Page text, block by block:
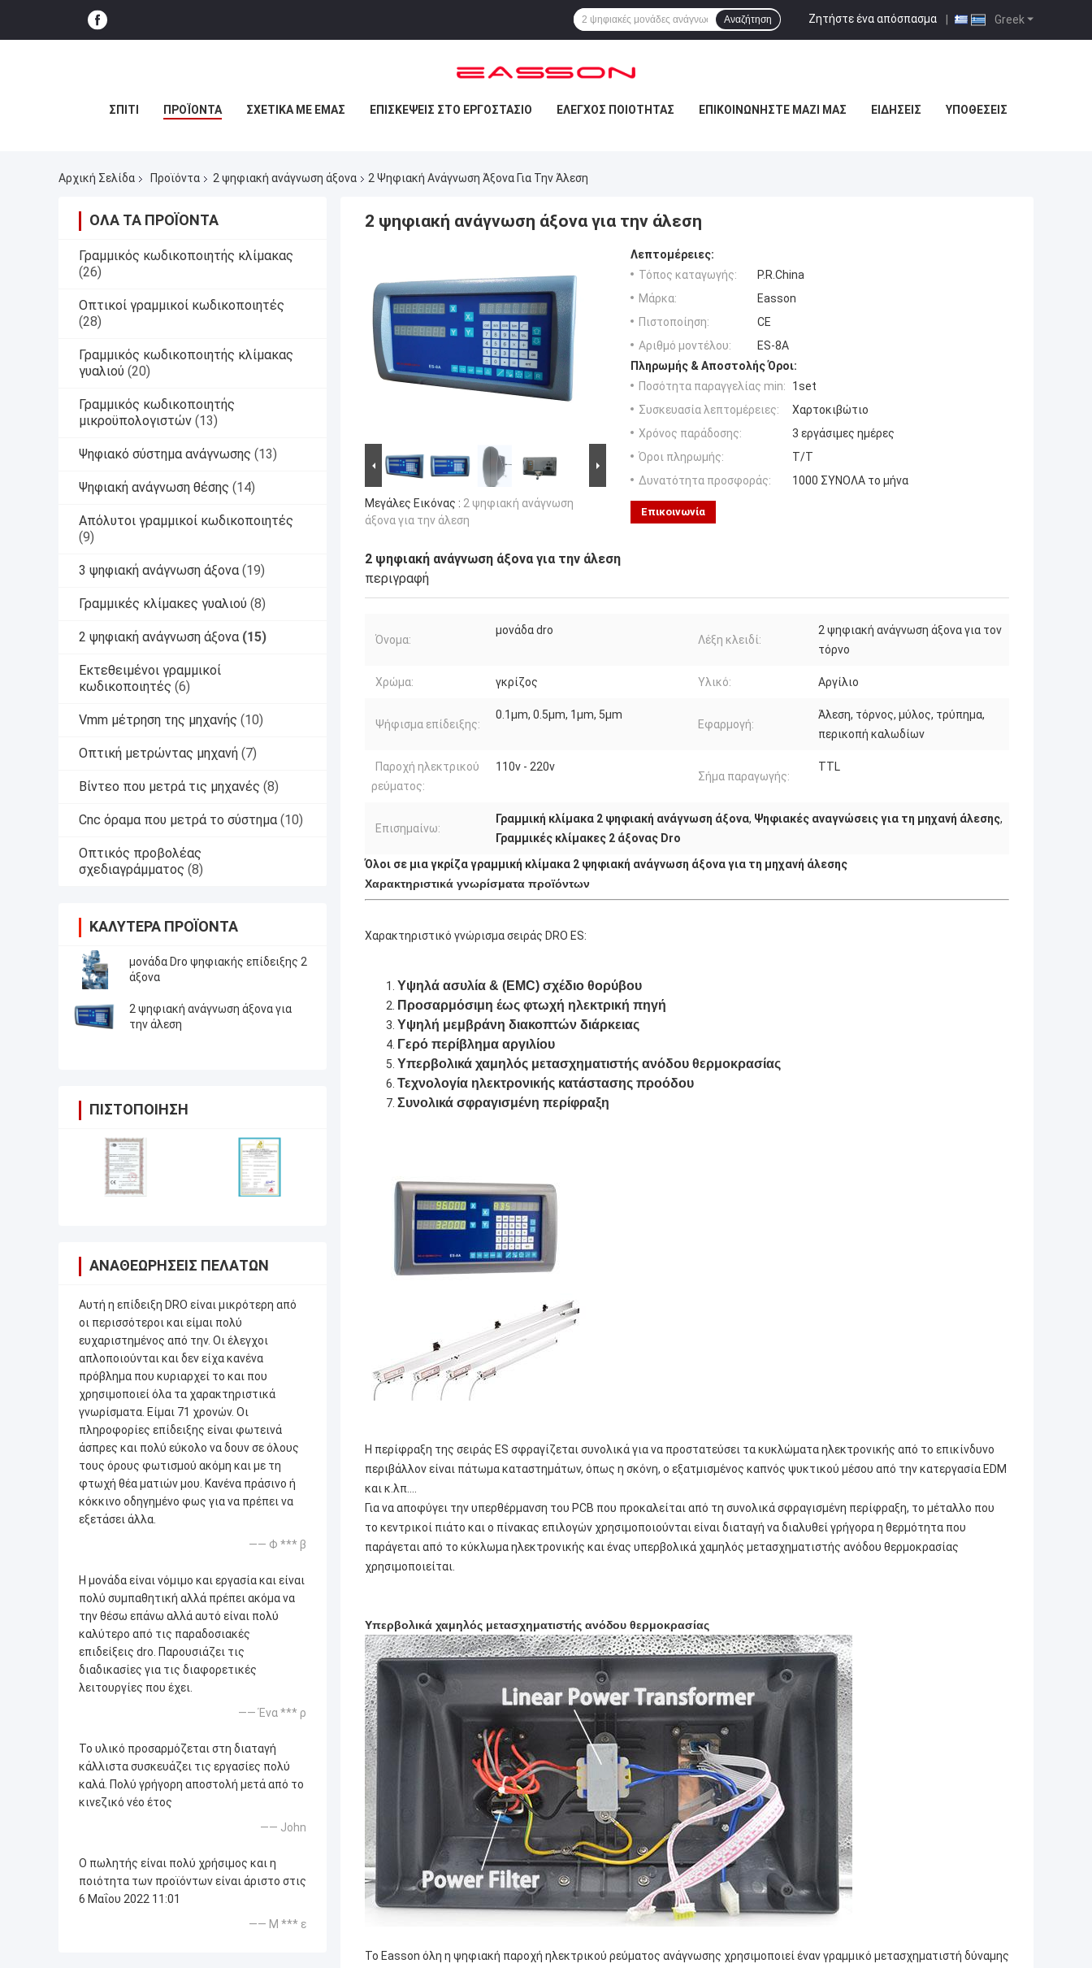
Greek
Ζητήστε ένα απόσπασμα |
Αναζήτηση
ΣΠΊΤΙ ΠΡΟΪΌΝΤΑ ΣΧΕΤΙΚΆ ΜΕ ΕΜΆΣ ΕΠΙΣΚΈΨΕΙΣ ΣΤΟ ΕΡΓΟΣΤΆΣΙΟ ΈΛΕΓΧΟΣ ΠΟΙΌΤΗΤΑΣ ΕΠΙΚΟΙΝΩΝΉΣΤΕ ΜΑΖΊ ΜΑΣ ΕΙΔΉΣΕΙΣ ΥΠΟΘΈΣΕΙΣ
Αρχική Σελίδα Προϊόντα 2 ψηφιακή ανάγνωση άξονα 2 Ψηφιακή Ανάγνωση Άξονα Για Την Άλεση
ΌΛΑ ΤΑ ΠΡΟΪΌΝΤΑ
Γραμμικός κωδικοποιητής κλίμακας
(26)
Οπτικοί γραμμικοί κωδικοποιητές
(28)
Γραμμικός κωδικοποιητής κλίμακας
γυαλιού (20)
Γραμμικός κωδικοποιητής
μικροϋπολογιστών (13)
Ψηφιακό σύστημα ανάγνωσης (13)
Ψηφιακή ανάγνωση θέσης (14)
Απόλυτοι γραμμικοί κωδικοποιητές
(9)
3 ψηφιακή ανάγνωση άξονα (19)
Γραμμικές κλίμακες γυαλιού (8)
2 ψηφιακή ανάγνωση άξονα (15)
Εκτεθειμένοι γραμμικοί
κωδικοποιητές (6)
Vmm μέτρηση της μηχανής (10)
Οπτική μετρώντας μηχανή (7)
Βίντεο που μετρά τις μηχανές (8)
Cnc όραμα που μετρά το σύστημα (10)
Οπτικός προβολέας
σχεδιαγράμματος (8)
ΚΑΛΎΤΕΡΑ ΠΡΟΪΌΝΤΑ
μονάδα Dro ψηφιακής επίδειξης 2
άξονα
2 ψηφιακή ανάγνωση άξονα για
την άλεση
ΠΙΣΤΟΠΟΊΗΣΗ
ΑΝΑΘΕΩΡΉΣΕΙΣ ΠΕΛΑΤΏΝ
Αυτή η επίδειξη DRO είναι μικρότερη από
οι περισσότεροι και είμαι πολύ
ευχαριστημένος από την. Οι έλεγχοι
απλοποιούνται και δεν είχα κανένα
πρόβλημα που κυριαρχεί το και που
χρησιμοποιεί όλα τα χαρακτηριστικά
γνωρίσματα. Είμαι 71 χρονών. Οι
πληροφορίες επίδειξης είναι φωτεινά
άσπρες και πολύ εύκολο να δουν σε όλους
τους όρους φωτισμού ακόμη και με τη
φτωχή θέα ματιών μου. Κανένα πράσινο ή
κόκκινο οδηγημένο φως για να πρέπει να
εξετάσει άλλα.
—— Φ *** β
Η μονάδα είναι νόμιμο και εργασία και είναι
πολύ συμπαθητική αλλά πρέπει ακόμα να
την θέσω επάνω αλλά αυτό είναι πολύ
καλύτερο από τις παραδοσιακές
επιδείξεις dro. Παρουσιάζει τις
διαδικασίες για τις διαφορετικές
λειτουργίες που έχει.
—— Ένα *** ρ
Το υλικό προσαρμόζεται στη διαταγή
κάλλιστα συσκευάζει τις εργασίες πολύ
καλά. Πολύ γρήγορη αποστολή μετά από το
κινεζικό νέο έτος
—— John
Ο πωλητής είναι πολύ χρήσιμος και η
ποιότητα των προϊόντων είναι άριστο στις
6 Μαΐου 2022 11:01
—— Μ *** ε
2 ψηφιακή ανάγνωση άξονα για την άλεση
Μεγάλες Εικόνας : 2 ψηφιακή ανάγνωση
άξονα για την άλεση
Λεπτομέρειες:
Τόπος καταγωγής:
P.R.China
Μάρκα:
Easson
Πιστοποίηση:
CE
Αριθμό μοντέλου:
ES-8A
Πληρωμής & Αποστολής Όροι:
Ποσότητα παραγγελίας min:
1set
Συσκευασία λεπτομέρειες:
Χαρτοκιβώτιο
Χρόνος παράδοσης:
3 εργάσιμες ημέρες
Όροι πληρωμής:
T/T
Δυνατότητα προσφοράς:
1000 ΣΥΝΟΛΑ το μήνα
Επικοινωνία
2 ψηφιακή ανάγνωση άξονα για την άλεση
περιγραφή
Όνομα:
μονάδα dro
Λέξη κλειδί:
2 ψηφιακή ανάγνωση άξονα για τον
τόρνο
Χρώμα: γκρίζος Υλικό: Αργίλιο
Ψήφισμα επίδειξης:
0.1µm, 0.5µm, 1µm, 5µm
Εφαρμογή:
Άλεση, τόρνος, μύλος, τρύπημα,
περικοπή καλωδίων
Παροχή ηλεκτρικού
ρεύματος:
110v - 220v
Σήμα παραγωγής:
TTL
Επισημαίνω:
Γραμμική κλίμακα 2 ψηφιακή ανάγνωση άξονα, Ψηφιακές αναγνώσεις για τη μηχανή άλεσης,
Γραμμικές κλίμακες 2 άξονας Dro
Όλοι σε μια γκρίζα γραμμική κλίμακα 2 ψηφιακή ανάγνωση άξονα για τη μηχανή άλεσης
Χαρακτηριστικά γνωρίσματα προϊόντων
Χαρακτηριστικό γνώρισμα σειράς DRO ES:
Υψηλά ασυλία & (EMC) σχέδιο θορύβου
Προσαρμόσιμη έως φτωχή ηλεκτρική πηγή
Υψηλή μεμβράνη διακοπτών διάρκειας
Γερό περίβλημα αργιλίου
Υπερβολικά χαμηλός μετασχηματιστής ανόδου θερμοκρασίας
Τεχνολογία ηλεκτρονικής κατάστασης προόδου
Συνολικά σφραγισμένη περίφραξη
Η περίφραξη της σειράς ES σφραγίζεται συνολικά για να προστατεύσει τα κυκλώματα ηλεκτρονικής από το επικίνδυνο
περιβάλλον είναι πάτωμα καταστημάτων, όπως η σκόνη, ο εξατμισμένος καπνός ψυκτικού μέσου από την κατεργασία EDM
και κ.λπ….
Για να αποφύγει την υπερθέρμανση του PCB που προκαλείται από τη συνολικά σφραγισμένη περίφραξη, το μέταλλο που
το κεντρικοί πιάτο και ο πίνακας επιλογών χρησιμοποιούνται είναι διαταγή να διαλυθεί γρήγορα η θερμότητα που
παράγεται από το κύκλωμα ηλεκτρονικής και ένας υπερβολικά χαμηλός μετασχηματιστής ανόδου θερμοκρασίας
χρησιμοποιείται.
Υπερβολικά χαμηλός μετασχηματιστής ανόδου θερμοκρασίας
Το Easson όλη η ψηφιακή παροχή ηλεκτρικού ρεύματος ανάγνωσης χρησιμοποιεί έναν γραμμικό μετασχηματιστή δύναμης